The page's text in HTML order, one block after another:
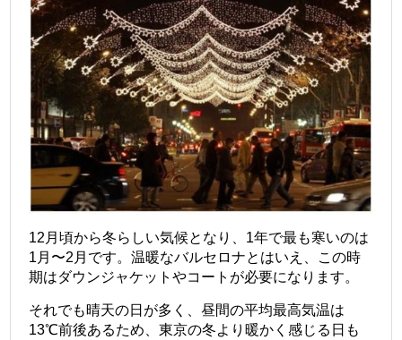
12月頃から冬らしい気候となり、1年で最も寒いのは
1月〜2月です。温暖なバルセロナとはいえ、この時
期はダウンジャケットやコートが必要になります。
それでも晴天の日が多く、昼間の平均最高気温は
13℃前後あるため、東京の冬より暖かく感じる日も